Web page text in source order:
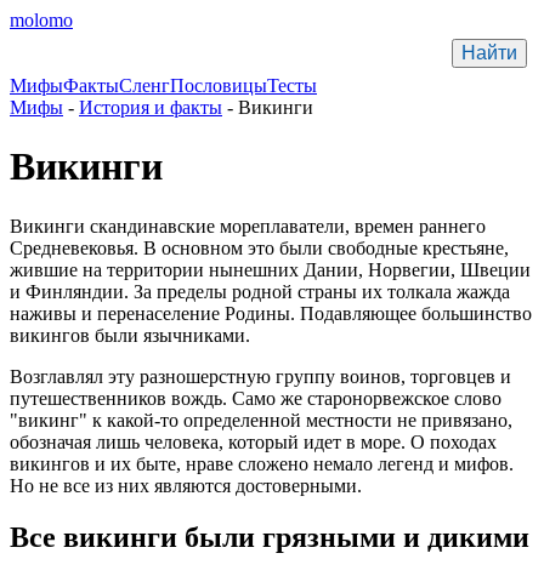
molomo
МифыФактыСленгПословицыТесты
Мифы - История и факты - Викинги
Викинги
Викинги скандинавские мореплаватели, времен раннего
Средневековья. В основном это были свободные крестьяне,
жившие на территории нынешних Дании, Норвегии, Швеции
и Финляндии. За пределы родной страны их толкала жажда
наживы и перенаселение Родины. Подавляющее большинство
викингов были язычниками.
Возглавлял эту разношерстную группу воинов, торговцев и
путешественников вождь. Само же старонорвежское слово
"викинг" к какой-то определенной местности не привязано,
обозначая лишь человека, который идет в море. О походах
викингов и их быте, нраве сложено немало легенд и мифов.
Но не все из них являются достоверными.
Все викинги были грязными и дикими